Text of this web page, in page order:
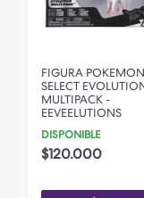
FIGURA POKEMON
SELECT
MULTIPACK -
EEVEELUTIONS
DISPONIBLE
$120.000